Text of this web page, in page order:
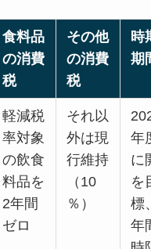
食料品
の消費
税
その他
の消費
税
時
期
軽減税
率対象
の飲食
料品を
2年間
ゼロ
それ以
外は現
行維持
（10
％）
年
に
を
標
年